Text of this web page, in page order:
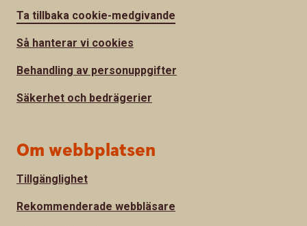
Ta tillbaka cookie-medgivande
Så hanterar vi cookies
Behandling av personuppgifter
Säkerhet och bedrägerier
Om webbplatsen
Tillgänglighet
Rekommenderade webbläsare